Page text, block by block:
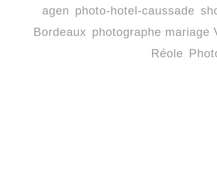
agen photo-hotel-caussade
Bordeaux photographe mariage
Réole